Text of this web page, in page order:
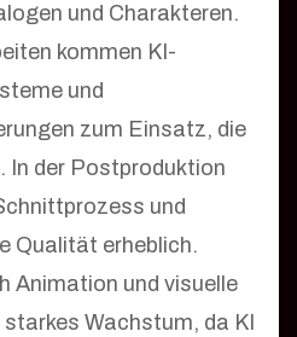
und Charakteren.
kommen KI-
und
zum Einsatz, die
In der Postproduktion
und
Qualität erheblich.
Animation und visuelle
Wachstum, da KI